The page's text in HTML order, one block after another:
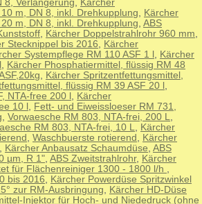
8, Verlängerung, Kärcher
m, DN 8, inkl. Drehkupplung, Kärcher
m, DN 8, inkl. Drehkupplung, ABS
, Kärcher Doppelstrahlrohr 960 mm,
Stecknippel bis 2016, Kärcher
Systempflege RM 110 ASF 1 l , Kärcher
, Kärcher Phosphatiermittel, flüssig RM 48
, Kärcher Spritzentfettungsmittel,
flüssig RM 39 ASF 20 l ,
NTA-free 200 l , Kärcher
10 l , Fett- und Eiweissloeser RM 731,
, Vorwaesche RM 803, NTA-frei, 200 L,
RM 803, NTA-frei, 10 L, Kärcher
, Waschbuerste rotierend , Kärcher
, Kärcher Anbausatz Schaumdüse, ABS
µm, R 1", ABS Zweitstrahlrohr, Kärcher
für Flächenreiniger 1300 - 1800 l/h ,
bis 2016, Kärcher Powerdüse Spritzwinkel
zur RM-Ausbringung, Kärcher HD-Düse
Injektor für Hoch- und Niededruck (ohne